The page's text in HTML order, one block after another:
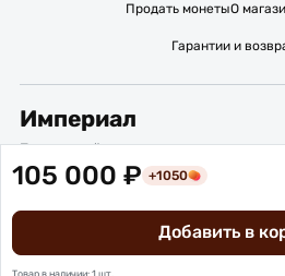
105 000 ₽ +1050
Добавить в
Товар в наличии: 1 шт.
Продать монетыО
Гарантии и
Империал
Подписывайтесь на нас:
Вакансии